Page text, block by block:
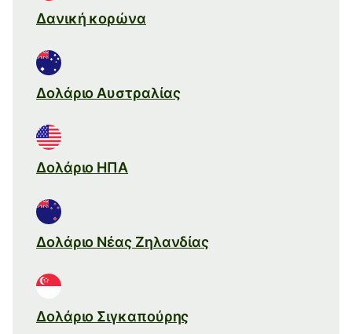
Δανική κορώνα
Δολάριο Αυστραλίας
Δολάριο ΗΠΑ
Δολάριο Νέας Ζηλανδίας
Δολάριο Σιγκαπούρης